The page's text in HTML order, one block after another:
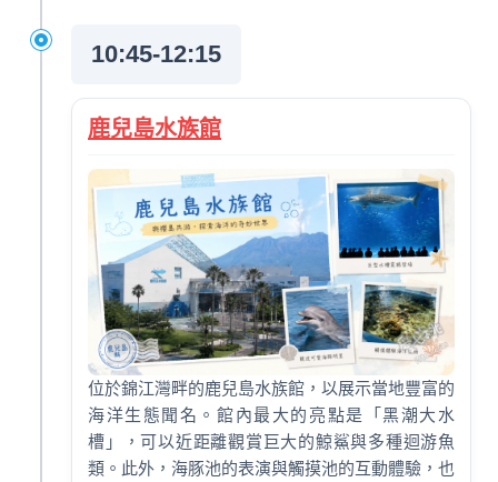
10:45-12:15
鹿兒島水族館
位於錦江灣畔的鹿兒島水族館，以展示當地豐富的
海洋生態聞名。館內最大的亮點是「黑潮大水
槽」，可以近距離觀賞巨大的鯨鯊與多種迴游魚
類。此外，海豚池的表演與觸摸池的互動體驗，也